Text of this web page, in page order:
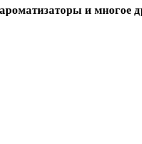
и многое